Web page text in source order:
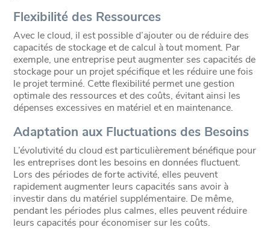
Flexibilité des Ressources
Avec le cloud, il est possible d’ajouter ou de réduire des
capacités de stockage et de calcul à tout moment. Par
exemple, une entreprise peut augmenter ses capacités de
stockage pour un projet spécifique et les réduire une fois
le projet terminé. Cette flexibilité permet une gestion
optimale des ressources et des coûts, évitant ainsi les
dépenses excessives en matériel et en maintenance.
Adaptation aux Fluctuations des Besoins
L’évolutivité du cloud est particulièrement bénéfique pour
les entreprises dont les besoins en données fluctuent.
Lors des périodes de forte activité, elles peuvent
rapidement augmenter leurs capacités sans avoir à
investir dans du matériel supplémentaire. De même,
pendant les périodes plus calmes, elles peuvent réduire
leurs capacités pour économiser sur les coûts.